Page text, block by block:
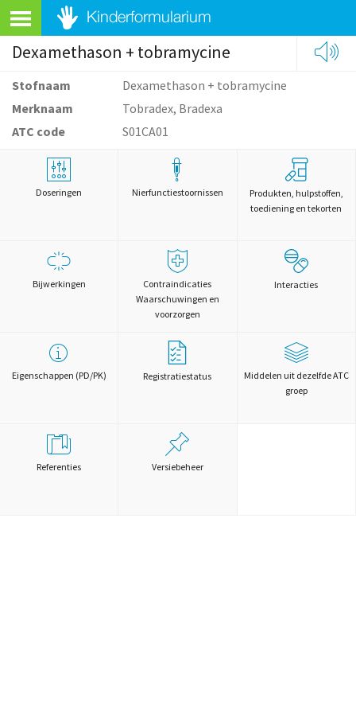
Dexamethason + tobramycine
Stofnaam
Dexamethason + tobramycine
Merknaam
Tobradex, Bradexa
ATC code
S01CA01
Doseringen Nierfunctiestoornissen
Produkten, hulpstoffen,
toediening en tekorten
Bijwerkingen
Contraindicaties
Waarschuwingen en
voorzorgen
Interacties
Eigenschappen (PD/PK) Registratiestatus
Middelen uit dezelfde ATC
groep
Referenties Versiebeheer